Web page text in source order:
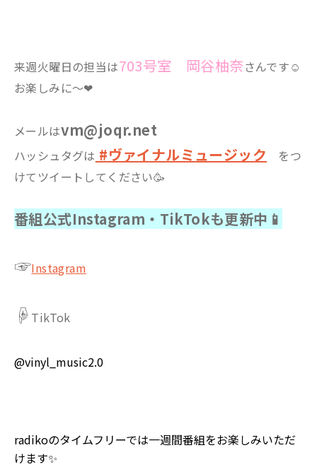
来週火曜日の担当は703号室 岡谷柚奈さんです☺
お楽しみに～❤
メールはvm@joqr.net
ハッシュタグは #ヴァイナルミュージック をつ
けてツイートしてください🥳
番組公式Instagram・TikTokも更新中📱
☞Instagram
☟ TikTok
@vinyl_music2.0
radikoのタイムフリーでは一週間番組をお楽しみいただ
けます✨